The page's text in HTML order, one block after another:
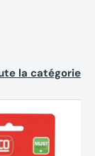
la catégorie